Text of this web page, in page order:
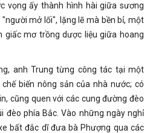
vọng ấy thành hình hài giữa sương
mở lối", lặng lẽ mà bền bỉ, một
giấc mơ trồng dược liệu giữa hoang
anh Trung từng công tác tại một
biến nông sản của nhà nước; có
cũng quen với các cung đường đèo
đèo phía Bắc. Vào những ngày nghỉ
bất đắc dĩ đưa bà Phượng qua các